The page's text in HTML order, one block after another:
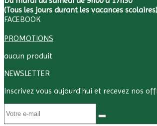
(Tous les jours durant les vacances scolaires)
FACEBOOK
PROMOTIONS
aucun produit
NEWSLETTER
Inscrivez vous aujourd'hui et recevez nos